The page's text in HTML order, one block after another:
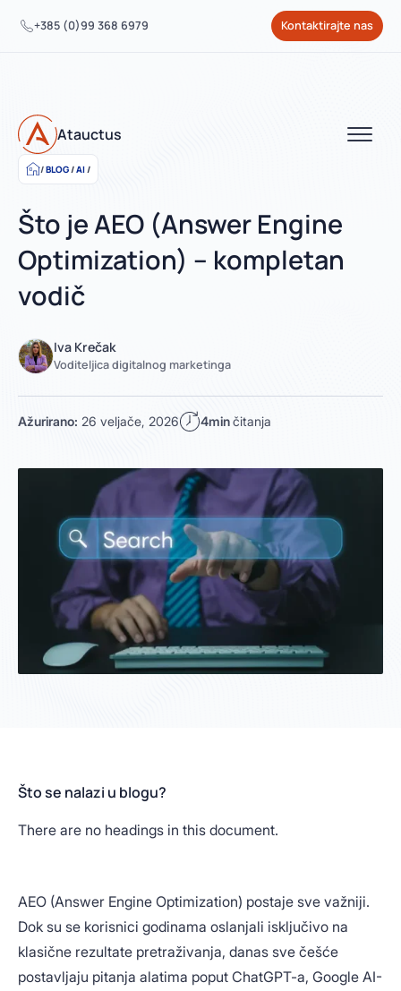
+385 (0)99 368 6979 Kontaktirajte nas
Atauctus
BLOG/AI/
Što je AEO (Answer Engine
Optimization) – kompletan
vodič
Iva Krečak
Voditeljica digitalnog marketinga
Ažurirano: 26 veljače, 2026 4minčitanja
Što se nalazi u blogu?
There are no headings in this document.
AEO (Answer Engine Optimization) postaje sve važniji.
Dok su se korisnici godinama oslanjali isključivo na
klasične rezultate pretraživanja, danas sve češće
postavljaju pitanja alatima poput ChatGPT-a, Google AI-